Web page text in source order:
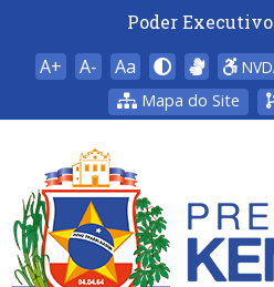
Poder
A+ A- Aa
Mapa do Site